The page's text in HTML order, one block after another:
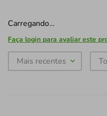
Carregando…
Faça login para avaliar este
Mais recentes